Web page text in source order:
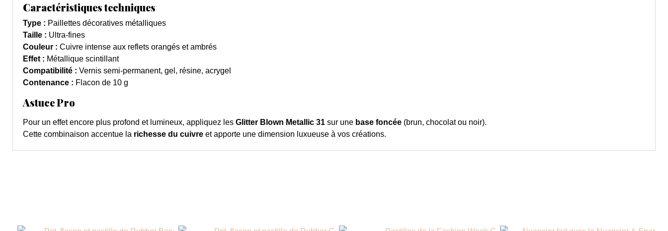
Caractéristiques techniques
Type : Paillettes décoratives métalliques
Taille : Ultra-fines
Couleur : Cuivre intense aux reflets orangés et ambrés
Effet : Métallique scintillant
Compatibilité : Vernis semi-permanent, gel, résine, acrygel
Contenance : Flacon de 10 g
Astuce Pro
Pour un effet encore plus profond et lumineux, appliquez les Glitter Blown Metallic 31 sur une base foncée (brun, chocolat ou noir).
Cette combinaison accentue la richesse du cuivre et apporte une dimension luxueuse à vos créations.